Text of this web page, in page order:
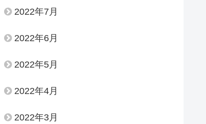
2022年7月
2022年6月
2022年5月
2022年4月
2022年3月